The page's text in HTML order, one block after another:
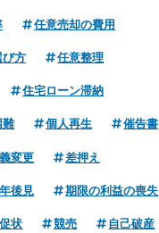
任意売却の費用
方 任意整理
住宅ローン滞納
難 個人再生 催告書
変更 差押え
後見 期限の利益の喪失
状 競売 自己破産